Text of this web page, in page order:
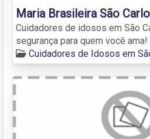
Maria Brasileira São
Cuidadores de idosos em São
segurança para quem você ama!
Cuidadores de Idosos em